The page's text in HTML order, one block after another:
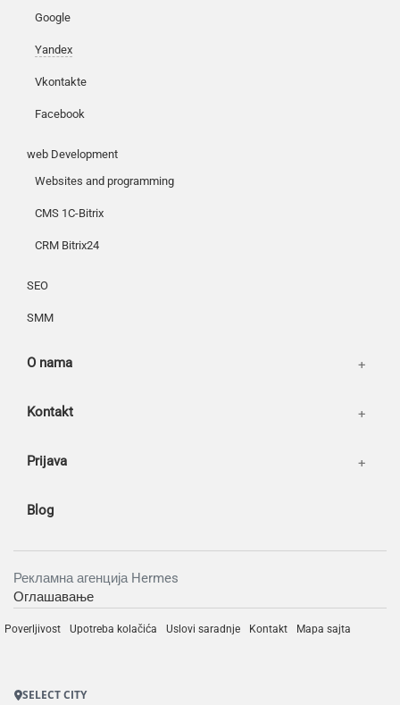
Google
Yandex
Vkontakte
Facebook
web Development
Websites and programming
CMS 1C-Bitrix
CRM Bitrix24
SEO
SMM
O nama
Customers
Partners
Reviews
News
Our works
Kontakt
Prijava
Korpa
Moj nalog
Blog
Рекламна агенција Hermes
Оглашавање
Poverljivost Upotreba kolačića Uslovi saradnje Kontakt Mapa sajta
SELECT CITY